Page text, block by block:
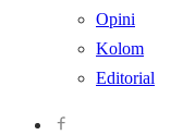
Opini
Kolom
Editorial